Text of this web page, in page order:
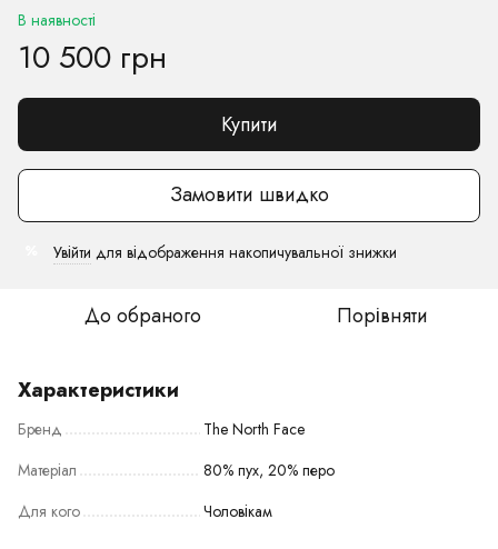
В наявності
10 500 грн
Купити
Замовити швидко
Увійти для відображення накопичувальної знижки
До обраного Порівняти
Характеристики
Бренд
The North Face
Матеріал
80% пух, 20% перо
Для кого
Чоловікам